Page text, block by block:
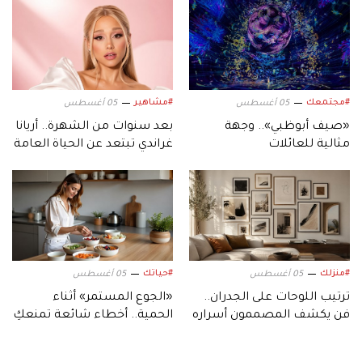
#مجتمعك 05 أغسطس
«صيف أبوظبي».. وجهة
مثالية للعائلات
#مشاهير 05 أغسطس
بعد سنوات من الشهرة.. أريانا
غراندي تبتعد عن الحياة العامة
#منزلك 05 أغسطس
ترتيب اللوحات على الجدران..
فن يكشف المصممون أسراره
#حياتك 05 أغسطس
«الجوع المستمر» أثناء
الحمية.. أخطاء شائعة تمنعكِ